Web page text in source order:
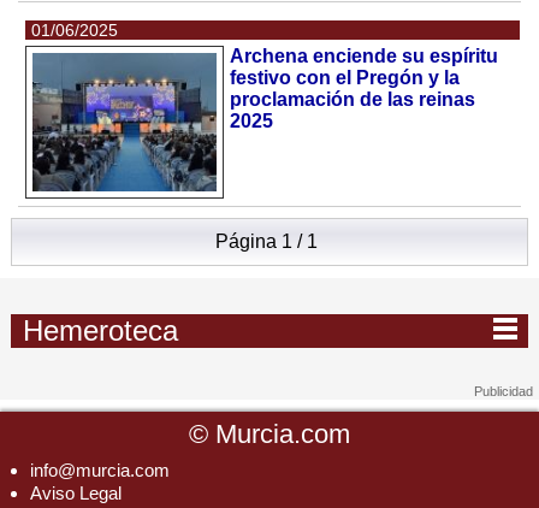
01/06/2025
Archena enciende su espíritu
festivo con el Pregón y la
proclamación de las reinas
2025
Página 1 / 1
Hemeroteca
© Murcia.com
info@murcia.com
Aviso Legal